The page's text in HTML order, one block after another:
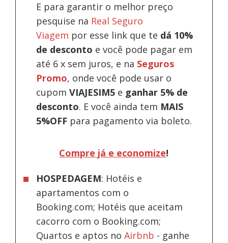
E para garantir o melhor preço
pesquise na Real Seguro
Viagem por esse link que te dá 10%
de desconto e você pode pagar em
até 6 x sem juros, e na Seguros
Promo, onde você pode usar o
cupomVIAJESIM5 e ganhar 5% de
desconto. E você ainda tem MAIS
5%OFF para pagamento via boleto.
Compre já e economize!
HOSPEDAGEM: Hotéis e
apartamentos com o
Booking.com; Hotéis que aceitam
cacorro com o Booking.com;
Quartos e aptos noAirbnb - ganhe